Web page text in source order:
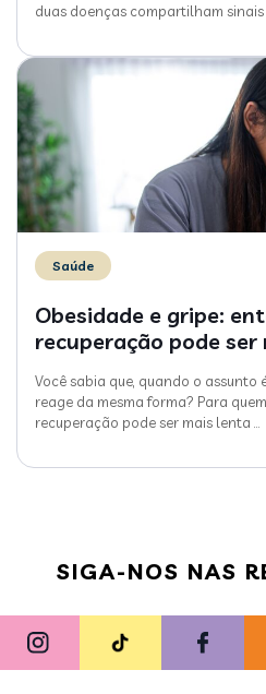
duas doenças compartilham
Saúde
Obesidade e gripe:
recuperação pode
Você sabia que, quando o assunto
reage da mesma forma? Para
recuperação pode ser mais lenta …
SIGA-NOS NAS